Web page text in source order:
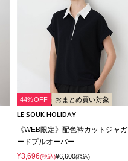
44%OFF おまとめ買い対象
LE SOUK HOLIDAY
《WEB限定》配色衿カットジャガ
ードプルオーバー
¥3,696(税込)¥6,600(税込)